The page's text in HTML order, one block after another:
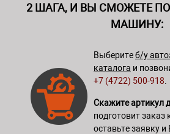
2 ШАГА, И ВЫ СМОЖЕТЕ
МАШИНУ:
Выберитеб/у
каталога и
+7 (4722) 500-918
Скажите артикул
подготовит
оставьте заявку и